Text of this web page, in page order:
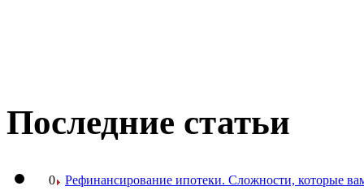
Последние статьи
0 Рефинансирование ипотеки. Сложности, которые